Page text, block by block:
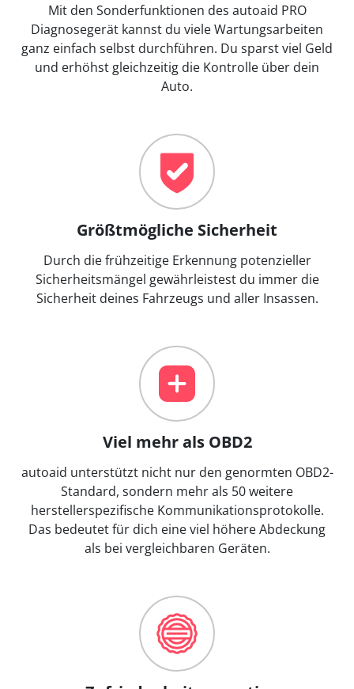
Mit den Sonderfunktionen des autoaid PRO
Diagnosegerät kannst du viele Wartungsarbeiten
ganz einfach selbst durchführen. Du sparst viel Geld
und erhöhst gleichzeitig die Kontrolle über dein
Auto.
Größtmögliche Sicherheit
Durch die frühzeitige Erkennung potenzieller
Sicherheitsmängel gewährleistest du immer die
Sicherheit deines Fahrzeugs und aller Insassen.
Viel mehr als OBD2
autoaid unterstützt nicht nur den genormten OBD2-
Standard, sondern mehr als 50 weitere
herstellerspezifische Kommunikationsprotokolle.
Das bedeutet für dich eine viel höhere Abdeckung
als bei vergleichbaren Geräten.